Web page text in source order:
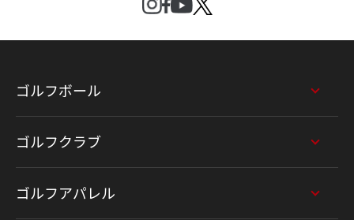
ゴルフボール
ゴルフクラブ
ゴルフアパレル